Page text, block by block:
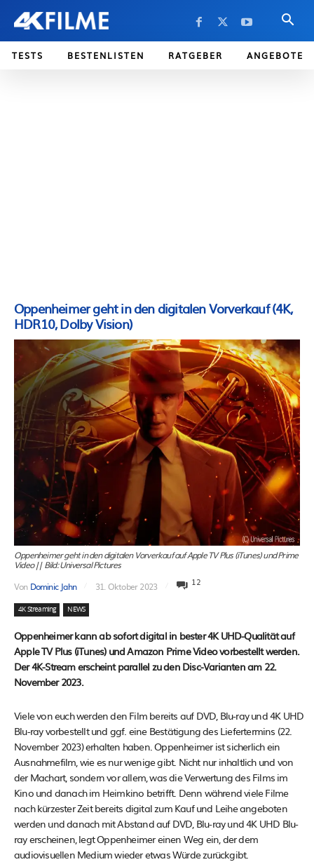
TESTS BESTENLISTEN RATGEBER ANGEBOTE
Oppenheimer geht in den digitalen Vorverkauf (4K,
HDR10, Dolby Vision)
Oppenheimer geht in den digitalen Vorverkauf auf Apple TV Plus (iTunes) und Prime
Video || Bild: Universal Pictures
Von Dominic Jahn 31. Oktober 2023 12
4K Streaming NEWS
Oppenheimer kann ab sofort digital in bester 4K UHD-Qualität auf
Apple TV Plus (iTunes) und Amazon Prime Video vorbestellt werden.
Der 4K-Stream erscheint parallel zu den Disc-Varianten am 22.
November 2023.
Viele von euch werden den Film bereits auf DVD, Blu-ray und 4K UHD
Blu-ray vorbestellt und ggf. eine Bestätigung des Liefertermins (22.
November 2023) erhalten haben. Oppenheimer ist sicherlich ein
Ausnahmefilm, wie es nur wenige gibt. Nicht nur inhaltlich und von
der Machart, sondern vor allem, was die Verwertung des Films im
Kino und danach im Heimkino betrifft. Denn während viele Filme
nach kürzester Zeit bereits digital zum Kauf und Leihe angeboten
werden und danach mit Abstand auf DVD, Blu-ray und 4K UHD Blu-
ray erscheinen, legt Oppenheimer einen Weg ein, der dem
audiovisuellen Medium wieder etwas Würde zurückgibt.